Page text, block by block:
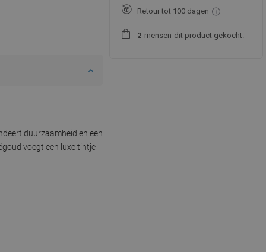
duurzaamheid en een
voegt een luxe tintje
Retour tot 100 dagen
2 mensen dit product gekocht.